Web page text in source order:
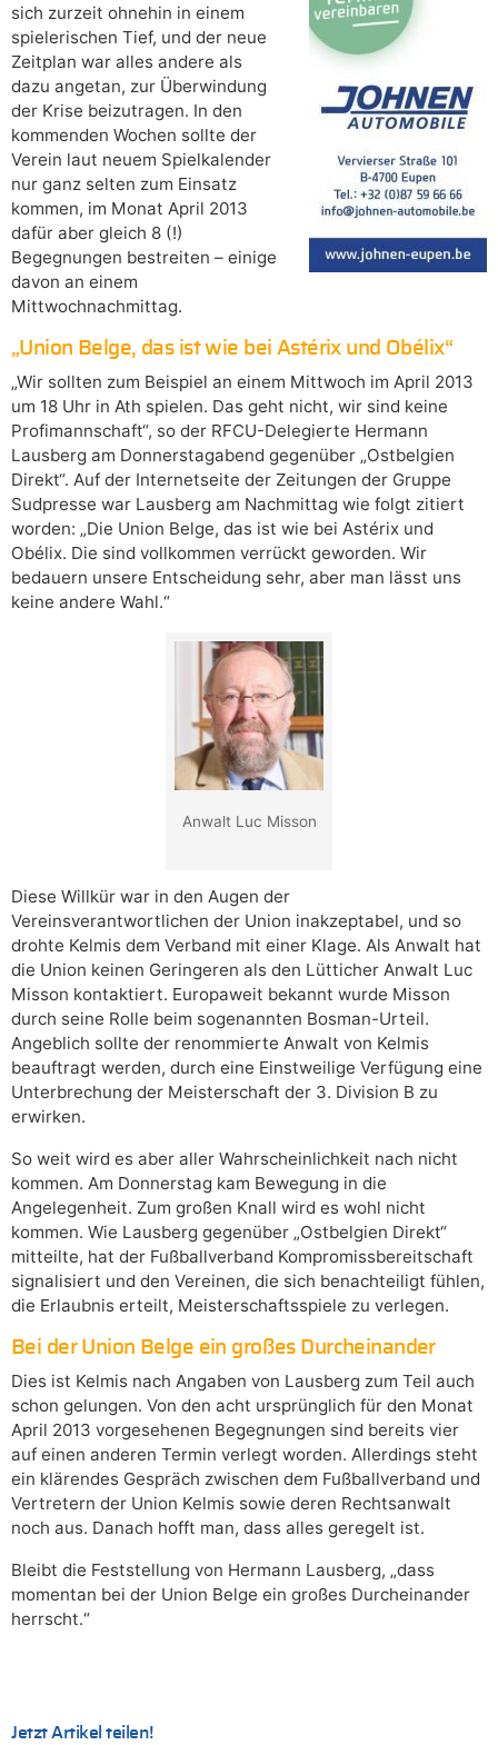
sich zurzeit ohnehin in einem
spielerischen Tief, und der neue
Zeitplan war alles andere als
dazu angetan, zur Überwindung
der Krise beizutragen. In den
kommenden Wochen sollte der
Verein laut neuem Spielkalender
nur ganz selten zum Einsatz
kommen, im Monat April 2013
dafür aber gleich 8 (!)
Begegnungen bestreiten – einige
davon an einem
Mittwochnachmittag.
„Union Belge, das ist wie bei Astérix und Obélix“
„Wir sollten zum Beispiel an einem Mittwoch im April 2013
um 18 Uhr in Ath spielen. Das geht nicht, wir sind keine
Profimannschaft“, so der RFCU-Delegierte Hermann
Lausberg am Donnerstagabend gegenüber „Ostbelgien
Direkt“. Auf der Internetseite der Zeitungen der Gruppe
Sudpresse war Lausberg am Nachmittag wie folgt zitiert
worden: „Die Union Belge, das ist wie bei Astérix und
Obélix. Die sind vollkommen verrückt geworden. Wir
bedauern unsere Entscheidung sehr, aber man lässt uns
keine andere Wahl.“
Anwalt Luc Misson
Diese Willkür war in den Augen der
Vereinsverantwortlichen der Union inakzeptabel, und so
drohte Kelmis dem Verband mit einer Klage. Als Anwalt hat
die Union keinen Geringeren als den Lütticher Anwalt Luc
Misson kontaktiert. Europaweit bekannt wurde Misson
durch seine Rolle beim sogenannten Bosman-Urteil.
Angeblich sollte der renommierte Anwalt von Kelmis
beauftragt werden, durch eine Einstweilige Verfügung eine
Unterbrechung der Meisterschaft der 3. Division B zu
erwirken.
So weit wird es aber aller Wahrscheinlichkeit nach nicht
kommen. Am Donnerstag kam Bewegung in die
Angelegenheit. Zum großen Knall wird es wohl nicht
kommen. Wie Lausberg gegenüber „Ostbelgien Direkt“
mitteilte, hat der Fußballverband Kompromissbereitschaft
signalisiert und den Vereinen, die sich benachteiligt fühlen,
die Erlaubnis erteilt, Meisterschaftsspiele zu verlegen.
Bei der Union Belge ein großes Durcheinander
Dies ist Kelmis nach Angaben von Lausberg zum Teil auch
schon gelungen. Von den acht ursprünglich für den Monat
April 2013 vorgesehenen Begegnungen sind bereits vier
auf einen anderen Termin verlegt worden. Allerdings steht
ein klärendes Gespräch zwischen dem Fußballverband und
Vertretern der Union Kelmis sowie deren Rechtsanwalt
noch aus. Danach hofft man, dass alles geregelt ist.
Bleibt die Feststellung von Hermann Lausberg, „dass
momentan bei der Union Belge ein großes Durcheinander
herrscht.“
Jetzt Artikel teilen!